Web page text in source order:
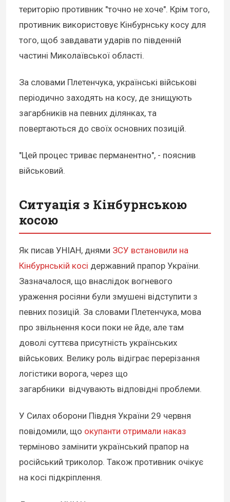
територію противник "точно не хоче". Крім того,
противник використовує Кінбурнську косу для
того, щоб завдавати ударів по південній
частині Миколаївської області.
За словами Плетенчука, українські військові
періодично заходять на косу, де знищують
загарбників на певних ділянках, та
повертаються до своїх основних позицій.
"Цей процес триває перманентно", - пояснив
військовий.
Ситуація з Кінбурнською
косою
Як писав УНІАН, днями ЗСУ встановили на
Кінбурнській косі державний прапор України.
Зазначалося, що внаслідок вогневого
ураження росіяни були змушені відступити з
певних позицій. За словами Плетенчука, мова
про звільнення коси поки не йде, але там
доволі суттєва присутність українських
військових. Велику роль відіграє перерізання
логістики ворога, через що
загарбники відчувають відповідні проблеми.
У Силах оборони Півдня України 29 червня
повідомили, що окупанти отримали наказ
терміново замінити український прапор на
російський триколор. Також противник очікує
на косі підкріплення.